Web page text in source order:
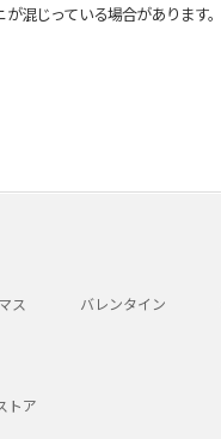
じっている場合があります
ス バレンタイン
トア